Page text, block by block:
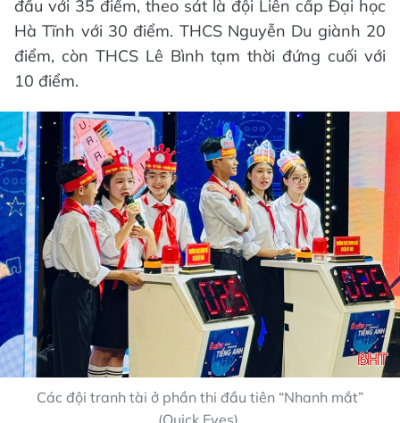
đầu với 35 điểm, theo sát là đội Liên cấp Đại học
Hà Tĩnh với 30 điểm. THCS Nguyễn Du giành 20
điểm, còn THCS Lê Bình tạm thời đứng cuối với
10 điểm.
Các đội tranh tài ở phần thi đầu tiên “Nhanh mắt”